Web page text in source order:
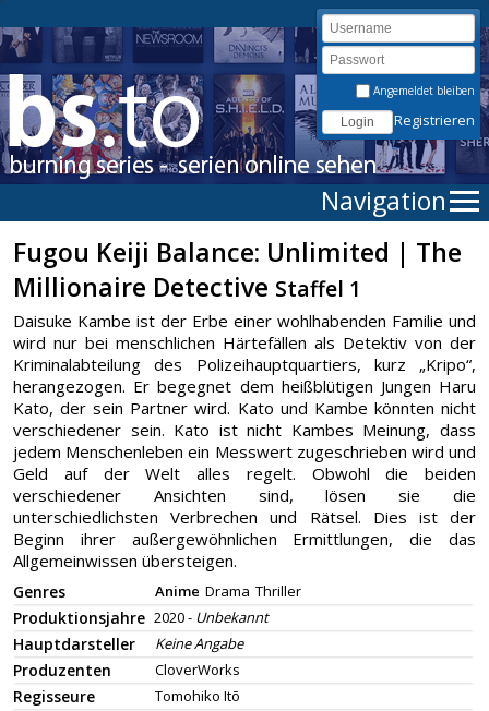
Angemeldet bleiben
Registrieren
Navigation
Fugou Keiji Balance: Unlimited | The
Millionaire Detective Staffel 1
Daisuke Kambe ist der Erbe einer wohlhabenden Familie und
wird nur bei menschlichen Härtefällen als Detektiv von der
Kriminalabteilung des Polizeihauptquartiers, kurz „Kripo“,
herangezogen. Er begegnet dem heißblütigen Jungen Haru
Kato, der sein Partner wird. Kato und Kambe könnten nicht
verschiedener sein. Kato ist nicht Kambes Meinung, dass
jedem Menschenleben ein Messwert zugeschrieben wird und
Geld auf der Welt alles regelt. Obwohl die beiden
verschiedener Ansichten sind, lösen sie die
unterschiedlichsten Verbrechen und Rätsel. Dies ist der
Beginn ihrer außergewöhnlichen Ermittlungen, die das
Allgemeinwissen übersteigen.
Genres Anime Drama Thriller
Produktionsjahre 2020 - Unbekannt
Hauptdarsteller Keine Angabe
Produzenten CloverWorks
Regisseure Tomohiko Itō